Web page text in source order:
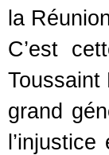
la
C’est
grand